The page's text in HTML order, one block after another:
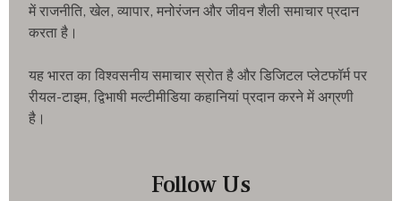
में राजनीति, खेल, व्यापार, मनोरंजन और जीवन शैली समाचार प्रदान
करता है।
यह भारत का विश्वसनीय समाचार स्रोत है और डिजिटल प्लेटफॉर्म पर
रीयल-टाइम, द्विभाषी मल्टीमीडिया कहानियां प्रदान करने में अग्रणी
है।
Follow Us